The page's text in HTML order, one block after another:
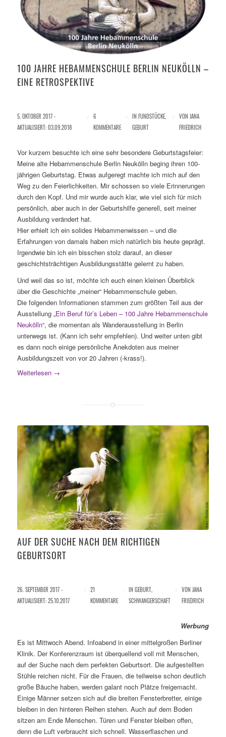
100 JAHRE HEBAMMENSCHULE BERLIN NEUKÖLLN –
EINE RETROSPEKTIVE
5. OKTOBER 2017 -
AKTUALISIERT: 03.09.2018
/
6
KOMMENTARE
/ IN FUNDSTÜCKE,
GEBURT
/ VON JANA
FRIEDRICH
Vor kurzem besuchte ich eine sehr besondere Geburtstagsfeier:
Meine alte Hebammenschule Berlin Neukölln beging ihren 100-
jährigen Geburtstag. Etwas aufgeregt machte ich mich auf den
Weg zu den Feierlichkeiten. Mir schossen so viele Erinnerungen
durch den Kopf. Und mir wurde auch klar, wie viel sich für mich
persönlich, aber auch in der Geburtshilfe generell, seit meiner
Ausbildung verändert hat.
Hier erhielt ich ein solides Hebammenwissen – und die
Erfahrungen von damals haben mich natürlich bis heute geprägt.
Irgendwie bin ich ein bisschen stolz darauf, an dieser
geschichtsträchtigen Ausbildungsstätte gelernt zu haben.
Und weil das so ist, möchte ich euch einen kleinen Überblick
über die Geschichte „meiner“ Hebammenschule geben.
Die folgenden Informationen stammen zum größten Teil aus der
Ausstellung „Ein Beruf für’s Leben – 100 Jahre Hebammenschule
Neukölln“, die momentan als Wanderausstellung in Berlin
unterwegs ist. (Kann ich sehr empfehlen). Und weiter unten gibt
es dann noch einige persönliche Anekdoten aus meiner
Ausbildungszeit von vor 20 Jahren (-krass!).
Weiterlesen→
AUF DER SUCHE NACH DEM RICHTIGEN
GEBURTSORT
26. SEPTEMBER 2017 -
AKTUALISIERT: 25.10.2017
/
21
KOMMENTARE
/ INGEBURT,
SCHWANGERSCHAFT
/ VON JANA
FRIEDRICH
Werbung
Es ist Mittwoch Abend. Infoabend in einer mittelgroßen Berliner
Klinik. Der Konferenzraum ist überquellend voll mit Menschen,
auf der Suche nach dem perfekten Geburtsort. Die aufgestellten
Stühle reichen nicht. Für die Frauen, die teilweise schon deutlich
große Bäuche haben, werden galant noch Plätze freigemacht.
Einige Männer setzen sich auf die breiten Fensterbretter, einige
bleiben in den hinteren Reihen stehen. Auch auf dem Boden
sitzen am Ende Menschen. Türen und Fenster bleiben offen,
denn die Luft verbraucht sich schnell. Wasserflaschen und